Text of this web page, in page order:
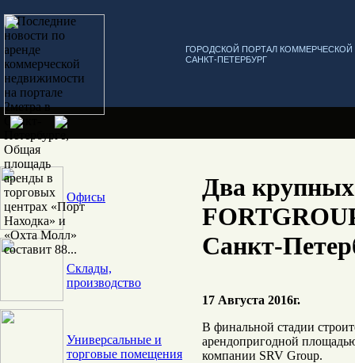
ГОРОДСКОЙ ПОРТАЛ
САНКТ-ПЕТЕРБУРГ
Офисы
Склады,
производство
Универсальные и
торговые помещения
Два
Санкт-
17 Августа 2016г.
В финальной стадии
арендопригодной
компании SRV Group.